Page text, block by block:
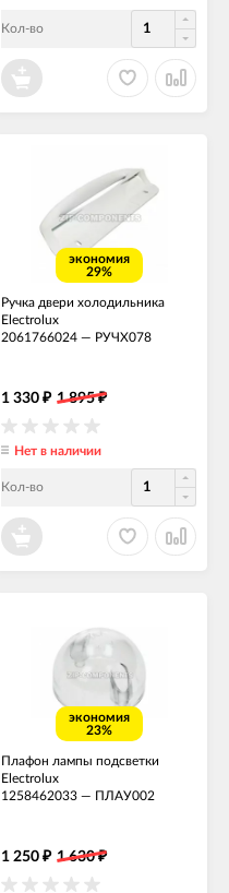
Кол-во
экономия
29%
Ручка двери холодильника
Electrolux
2061766024 — РУЧХ078
1 330 ₽ 1 895₽
Нет в наличии
Кол-во
экономия
23%
Плафон лампы подсветки
Electrolux
1258462033 — ПЛАУ002
1 250 ₽ 1 630₽